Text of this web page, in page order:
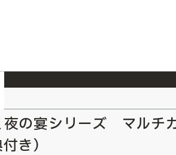
2026/7/23 『ONE PIECE magazine 021 ONE
の宴シリーズ マルチ
き）